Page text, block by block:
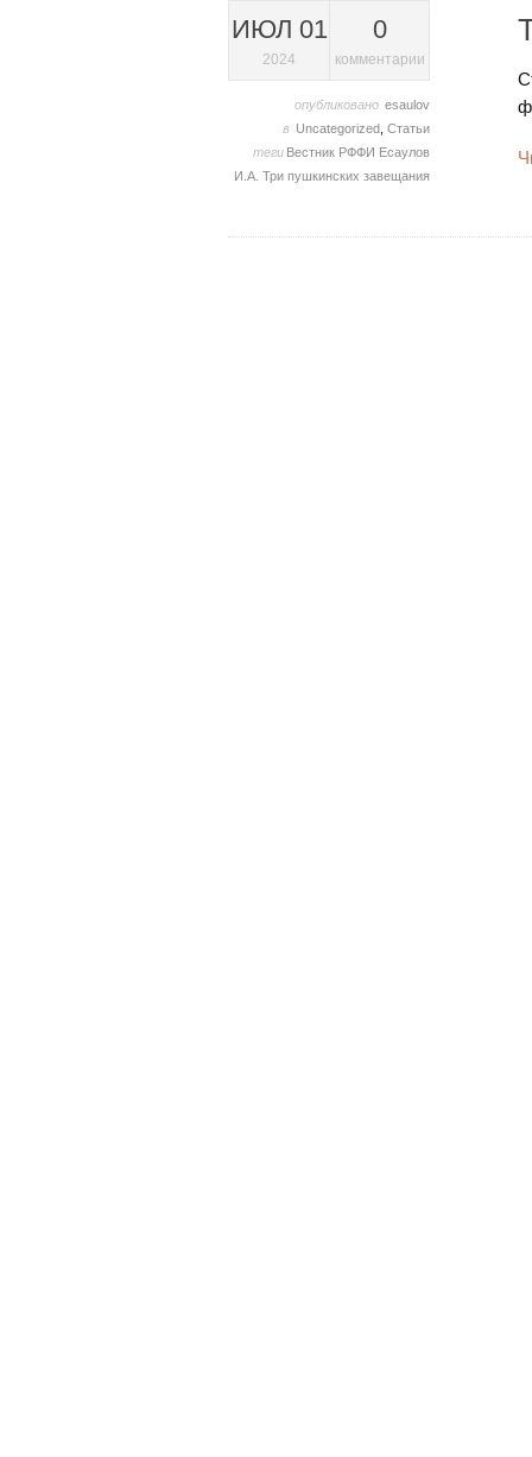
ИЮЛ 01
2024
0
комментарии
опубликовано esaulov
в Uncategorized Статьи
теги Вестник РФФИ Есаулов
И.А. Три пушкинских завещания